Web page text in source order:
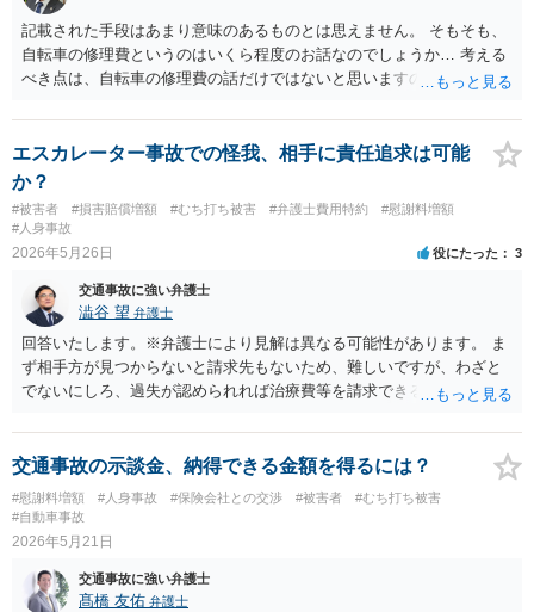
記載された手段はあまり意味のあるものとは思えません。 そもそも、
自転車の修理費というのはいくら程度のお話なのでしょうか… 考える
べき点は、自転車の修理費の話だけではないと思いますので、 一度、
エスカレーター事故での怪我、相手に責任追求は可能
か？
#被害者 #損害賠償増額 #むち打ち被害 #弁護士費用特約
#慰謝料増額
#人身事故
2026年5月26日 役にたった 3
交通事故に強い弁護士
澁谷 望 弁護士
回答いたします。※弁護士により見解は異なる可能性があります。 ま
ず相手方が見つからないと請求先もないため、難しいですが、わざと
でないにしろ、過失が認められれば治療費等を請求できる可能性があ
カメラの映像が残っていないかを尋ねてみてもいいかもしれません
（ただし、映像だけでは相手が特定できない可能性が高いです。）。
交通事故の示談金、納得できる金額を得るには？
#慰謝料増額 #人身事故 #保険会社との交渉 #被害者
#むち打ち被害
#自動車事故
2026年5月21日
交通事故に強い弁護士
髙橋 友佑 弁護士